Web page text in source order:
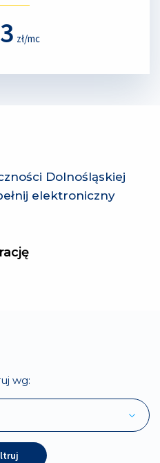
zł/mc
Dolnośląskiej
elektroniczny
wg: